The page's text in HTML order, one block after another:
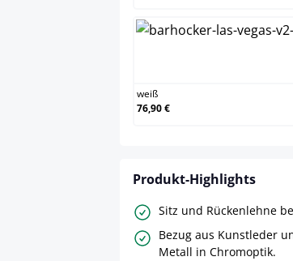
weiß
76,90 €
Produkt-Highlights
Sitz und Rückenlehne
Bezug aus Kunstleder
Metall in Chromoptik.